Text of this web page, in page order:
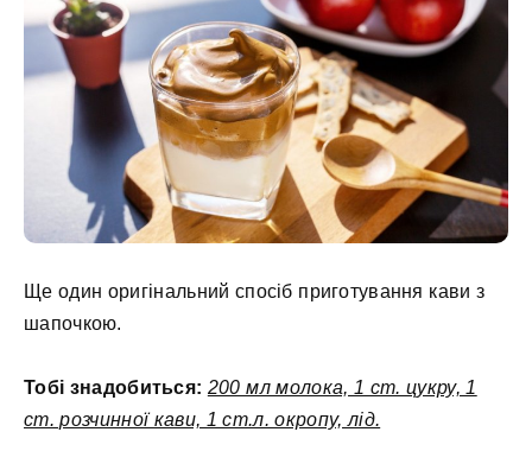
Ще один оригінальний спосіб приготування кави з
шапочкою.
Тобі знадобиться: 200 мл молока, 1 ст. цукру, 1
ст. розчинної кави, 1 ст.л. окропу, лід.